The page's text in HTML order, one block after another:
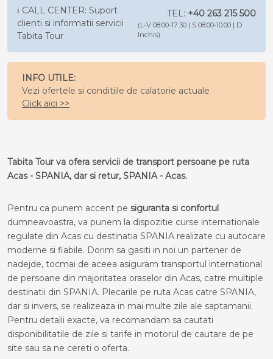
ℹ️ CALL CENTER: Suport
clienti si informatii servicii
Tabita Tour
TEL: +40 263 215 500
(L-V 08:00-17:30 | S 08:00-10:00 | D
Inchis)
INFO UTILE:
Vezi ofertele si conditiile de calatorie actuale
Click aici >>
Tabita Tour va ofera servicii de transport persoane pe ruta
Acas - SPANIA, dar si retur, SPANIA - Acas.
Pentru ca punem accent pe siguranta si confortul
dumneavoastra, va punem la dispozitie curse internationale
regulate din Acas cu destinatia SPANIA realizate cu autocare
moderne si fiabile. Dorim sa gasiti in noi un partener de
nadejde, tocmai de aceea asiguram transportul international
de persoane din majoritatea oraselor din Acas, catre multiple
destinatii din SPANIA. Plecarile pe ruta Acas catre SPANIA,
dar si invers, se realizeaza in mai multe zile ale saptamanii.
Pentru detalii exacte, va recomandam sa cautati
disponibilitatile de zile si tarife in motorul de cautare de pe
site sau sa ne cereti o oferta.